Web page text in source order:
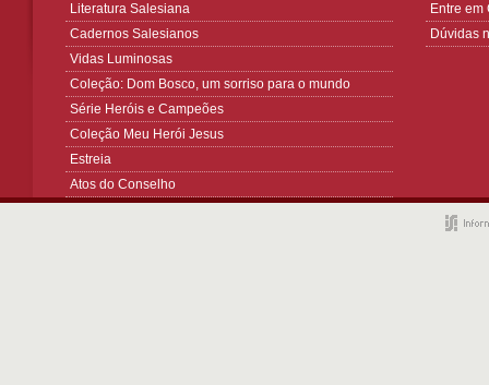
Literatura Salesiana
Cadernos Salesianos
Vidas Luminosas
Coleção: Dom Bosco, um sorriso para o mundo
Série Heróis e Campeões
Coleção Meu Herói Jesus
Estreia
Atos do Conselho
Entre em
Dúvidas